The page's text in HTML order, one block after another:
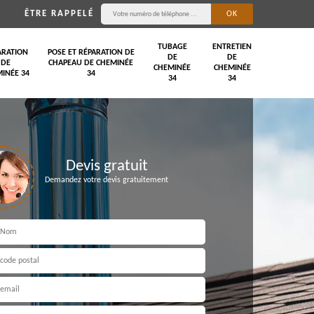
ÊTRE RAPPELÉ
DE
34
POSE ET RÉPARATION DE
CHAPEAU DE CHEMINÉE
34
TUBAGE
DE
CHEMINÉE
34
ENTRETIEN
DE
CHEMINÉE
34
Devis gratuit
Demandez votre devis gratuitement